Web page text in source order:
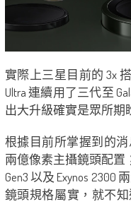
實際上三星目前的 3x 搭
Ultra 連續用了三代至
出大升級確實是眾所期
根據目前所掌握到的消
兩億像素主攝鏡頭配置
Gen3 以及 Exynos
鏡頭規格屬實，就不知